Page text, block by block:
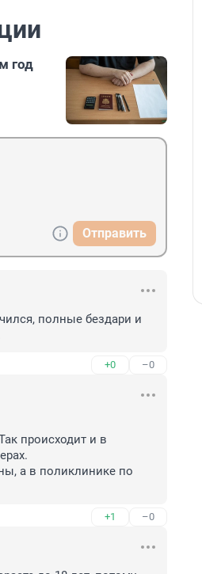
год
Отправить
полные бездари и
+0 –0
происходит и в
а в поликлинике по
+1 –0